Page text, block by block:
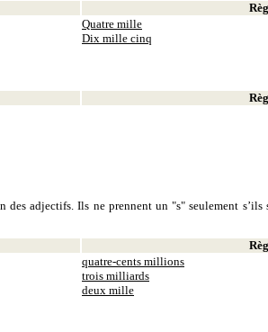
Quatre mille
Dix mille cinq
adjectifs. Ils ne prennent un "s" seulement
quatre-cents millions
trois milliards
deux mille